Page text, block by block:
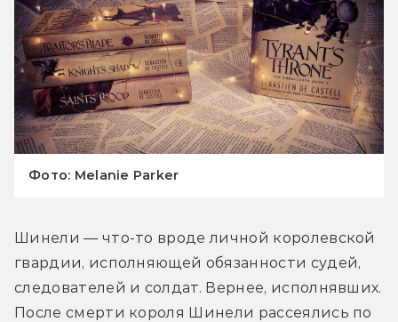
Фото: Melanie Parker
Шинели — что-то вроде личной королевской
гвардии, исполняющей обязанности судей,
следователей и солдат. Вернее, исполнявших.
После смерти короля Шинели рассеялись по